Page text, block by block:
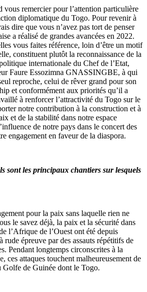
vous remercier pour l’attention particulière
diplomatique du Togo. Pour revenir à
dire que vous n’avez pas tort de penser
a réalisé de grandes avancées en 2022.
vous faites référence, loin d’être un motif
constituent plutôt la reconnaissance de la
internationale du Chef de l’Etat,
Faure Essozimna GNASSINGBE, à qui
reproche, celui de rêver grand pour son
et conformément aux priorités qu’il a
à renforcer l’attractivité du Togo sur le
notre contribution à la construction et à
et de la stabilité dans notre espace
de notre pays dans le concert des
engagement en faveur de la diaspora.
sont les principaux chantiers sur lesquels
pour la paix sans laquelle rien ne
le savez déjà, la paix et la sécurité dans
l’Afrique de l’Ouest ont été depuis
rude épreuve par des assauts répétitifs de
Pendant longtemps circonscrites à la
ces attaques touchent malheureusement de
Golfe de Guinée dont le Togo.